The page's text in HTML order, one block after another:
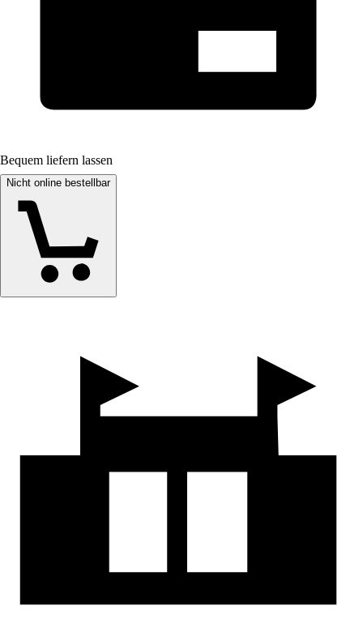
Bequem liefern lassen
Nicht online bestellbar